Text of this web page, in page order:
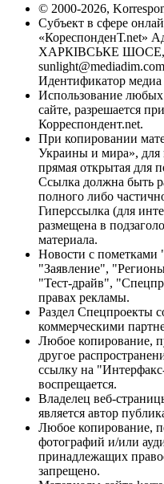
© 2000-2026,
Субъект в сфере
«КореспонденТ.net»
ХАРКІВСЬКЕ ШОСЕ,
Идентификатор
Использование
сайте, разрешается
Корреспондент.net.
При копировании
Украины и мира», для
прямая открытая для
Ссылка должна быть
полного либо
Гиперссылка (для
размещена в
материала.
Новости с
"Заявление",
"Тест-драйв",
правах рекламы.
Раздел Спецпроекты
коммерческими
Любое копирование,
другое
ссылку на
воспрещается.
Владелец веб-
является автор
Любое копирование,
фотографий и/или
принадлежащих
запрещено.